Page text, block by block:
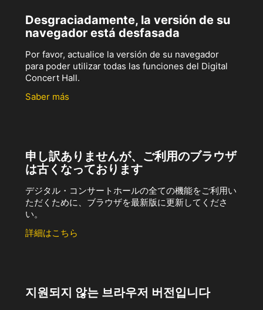
Desgraciadamente, la versión de su
navegador está desfasada
Por favor, actualice la versión de su navegador
para poder utilizar todas las funciones del Digital
Concert Hall.
Saber más
申し訳ありませんが、ご利用のブラウザ
は古くなっております
デジタル・コンサートホールの全ての機能をご利用い
ただくために、ブラウザを最新版に更新してくださ
い。
詳細はこちら
지원되지 않는 브라우저 버전입니다